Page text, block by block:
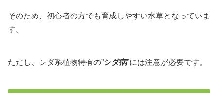
そのため、初心者の方でも育成しやすい水草となっていま
す。
ただし、シダ系植物特有の”シダ病”には注意が必要です。